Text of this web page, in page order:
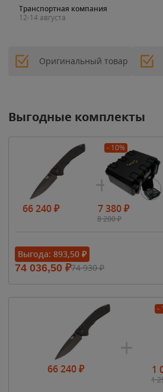
Транспортная компания
12-14 августа
Оригинальный товар
Выгодные комплекты
66 240₽
- 10%
7 380₽
8 200₽
Выгода: 893,50 ₽
74 036,50 ₽74 930₽
66 240₽
-
1
1